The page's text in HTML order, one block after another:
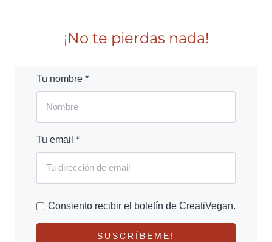
¡No te pierdas nada!
Tu nombre *
Tu email *
Consiento recibir el boletín de CreatiVegan.
SUSCRÍBEME!